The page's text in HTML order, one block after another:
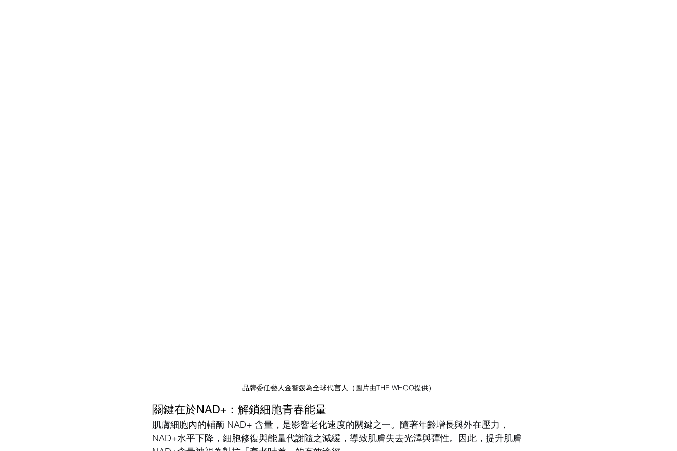
品牌委任藝人金智媛為全球代言人（圖片由THE WHOO提供）
關鍵在於NAD+：解鎖細胞青春能量
肌膚細胞內的輔酶 NAD+ 含量，是影響老化速度的關鍵之一。隨著年齡增長與外在壓力，
NAD+水平下降，細胞修復與能量代謝隨之減緩，導致肌膚失去光澤與彈性。因此，提升肌膚